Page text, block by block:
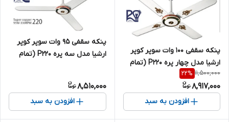
پنکه سقفی 100 وات سوپر کوپر
ارشیا مدل چهار پره P220 (تمام
پیچ مس)
11,500,000
22%
8,917,000
افزودن به سبد
پنکه سقفی 95 وات سوپر کوپر
ارشیا مدل سه پره P۲۲۰ (تمام
8,510,000
افزودن به سبد